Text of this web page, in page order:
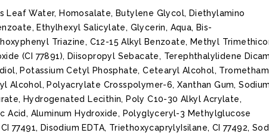
Leaf Water, Homosalate, Butylene Glycol, Diethylamino
Ethylhexyl Salicylate, Glycerin, Aqua, Bis-
Triazine, C12-15 Alkyl Benzoate, Methyl
(CI 77891), Diisopropyl Sebacate, Terephthalylidene
Potassium Cetyl Phosphate, Cetearyl Alcohol,
Alcohol, Polyacrylate Crosspolymer-6, Xanthan Gum,
Hydrogenated Lecithin, Poly C10-30 Alkyl Acrylate,
Acid, Aluminum Hydroxide, Polyglyceryl-3 Methylglucose
77491, Disodium EDTA, TriethoxycaprylyIsilane, CI 77492,